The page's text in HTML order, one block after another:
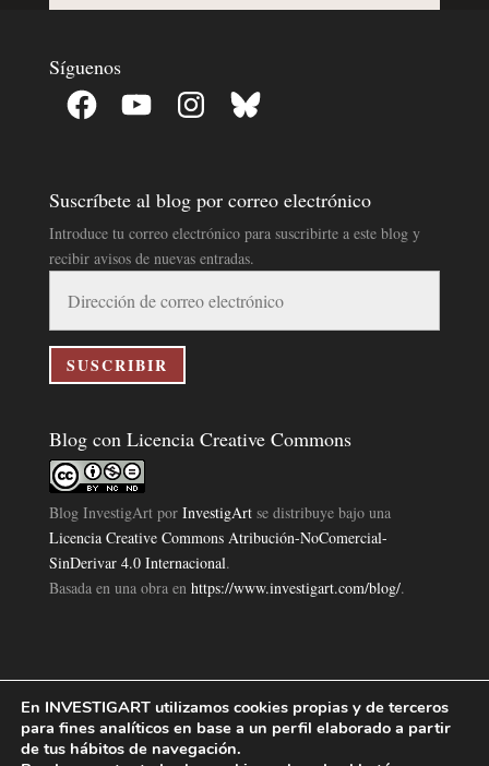
Síguenos
Facebook YouTube InstagramBluesky
Suscríbete al blog por correo electrónico
Introduce tu correo electrónico para suscribirte a este blog y
recibir avisos de nuevas entradas.
correo
electrónico
SUSCRIBIR
Blog con Licencia Creative Commons
Blog InvestigArtpor InvestigArtse distribuye bajo una
Licencia Creative Commons Atribución-NoComercial-
SinDerivar 4.0 Internacional.
Basada en una obra en https://www.investigart.com/blog/.
Política de Privacidad|Aviso Legal|Política de Cookies|
Investigart Copyright © 2019. |
En INVESTIGART utilizamos cookies propias y de terceros
para fines analíticos en base a un perfil elaborado a partir
de tus hábitos de navegación.